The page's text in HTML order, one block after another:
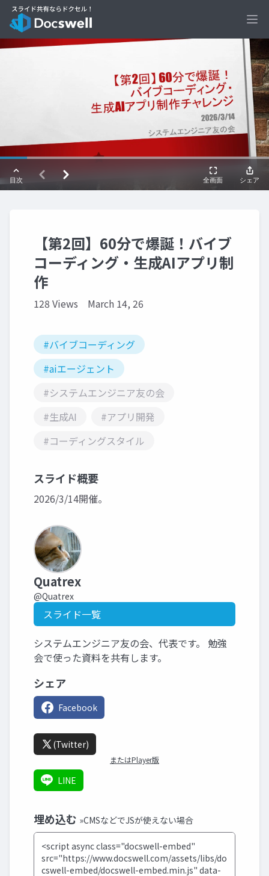
【第2回】60分で爆誕！バイブ
コーディング・生成AIアプリ制
作
128 Views March 14, 26
#バイブコーディング
#aiエージェント
#システムエンジニア友の会
#生成AI
#アプリ開発
#コーディングスタイル
スライド概要
2026/3/14開催。
Quatrex
@Quatrex
スライド一覧
システムエンジニア友の会、代表です。 勉強
会で使った資料を共有します。
シェア
Facebook
(Twitter)
またはPlayer版
LINE
埋め込む »CMSなどでJSが使えない場合